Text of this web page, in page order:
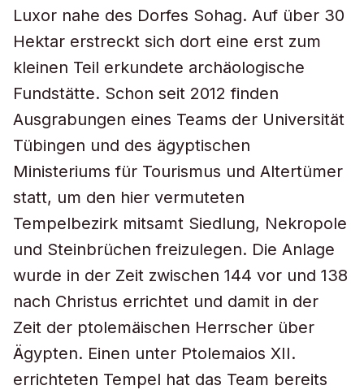
Luxor nahe des Dorfes Sohag. Auf über 30
Hektar erstreckt sich dort eine erst zum
kleinen Teil erkundete archäologische
Fundstätte. Schon seit 2012 finden
Ausgrabungen eines Teams der Universität
Tübingen und des ägyptischen
Ministeriums für Tourismus und Altertümer
statt, um den hier vermuteten
Tempelbezirk mitsamt Siedlung, Nekropole
und Steinbrüchen freizulegen. Die Anlage
wurde in der Zeit zwischen 144 vor und 138
nach Christus errichtet und damit in der
Zeit der ptolemäischen Herrscher über
Ägypten. Einen unter Ptolemaios XII.
errichteten Tempel hat das Team bereits